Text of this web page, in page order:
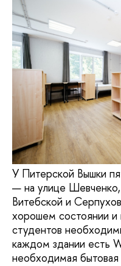
У Питерской Вышки
— на улице
Витебской и
хорошем состоянии и
студентов
каждом здании есть
необходимая бытовая